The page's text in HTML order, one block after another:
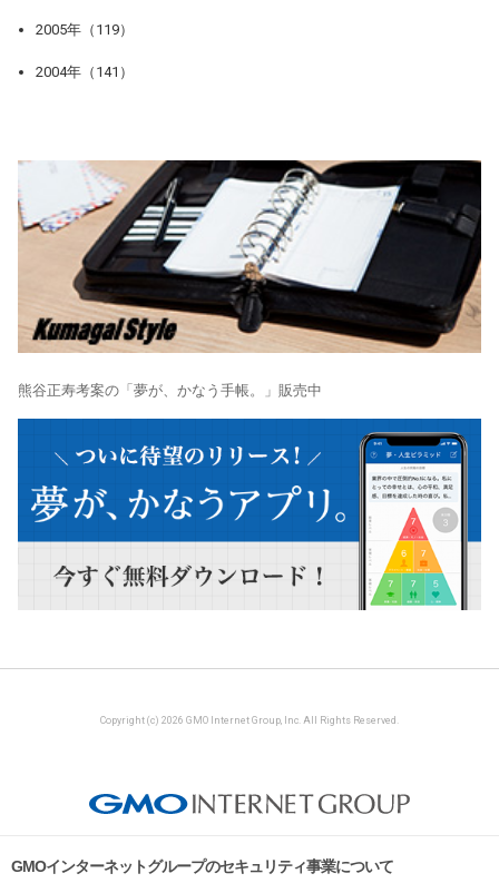
2005年（119）
2004年（141）
熊谷正寿考案の「夢が、かなう手帳。」販売中
Copyright (c) 2026 GMO Internet Group, Inc. All Rights Reserved.
GMOインターネットグループのセキュリティ事業について